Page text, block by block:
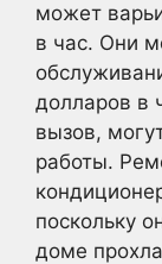
может
в час. Они
долларов в
вызов,
работы.
поскольку
доме